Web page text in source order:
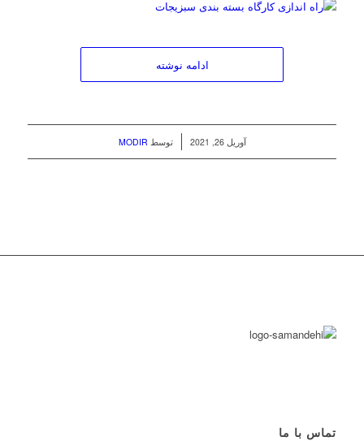
ادامه نوشته
آوریل 26, 2021
/ توسط MODIR
تماس با ما